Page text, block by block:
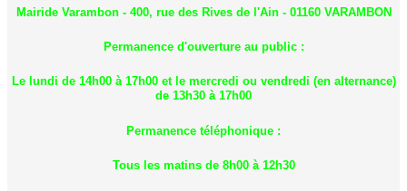
Mairide Varambon - 400, rue des Rives de l'Ain - 01160 VARAMBON
Permanence d'ouverture au public :
Le lundi de 14h00 à 17h00 et le mercredi ou vendredi (en alternance)
de 13h30 à 17h00
Permanence téléphonique :
Tous les matins de 8h00 à 12h30